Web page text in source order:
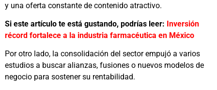
y una oferta constante de contenido atractivo.
Si este artículo te está gustando, podrías leer: Inversión
récord fortalece a la industria farmacéutica en México
Por otro lado, la consolidación del sector empujó a varios
estudios a buscar alianzas, fusiones o nuevos modelos de
negocio para sostener su rentabilidad.